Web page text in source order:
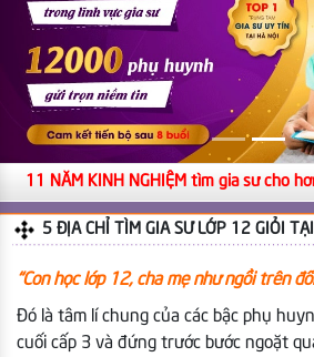
11 NĂM KINH NGHIỆM tìm gia sư cho
5 ĐỊA CHỈ TÌM GIA SƯ LỚP 12 GIỎI
“Con học lớp 12, cha mẹ như ngồi trên
Đó là tâm lí chung của các bậc phụ
cuối cấp 3 và đứng trước bước ngoặt